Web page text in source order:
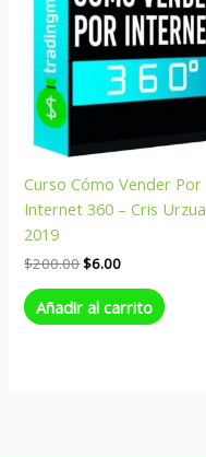
Curso Cómo Vender Por
Internet 360 – Cris Urzua
2019
$200.00$6.00
Añadir al carrito